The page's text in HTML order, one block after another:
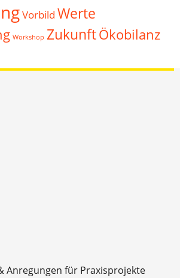
Vorbild Werte
Workshop ZukunftÖkobilanz
Anregungen für Praxisprojekte